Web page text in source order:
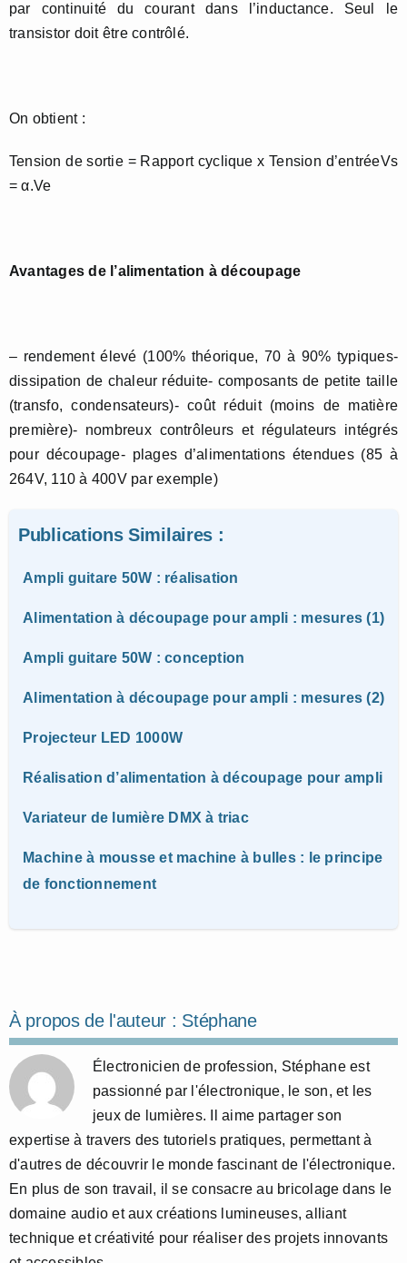
par continuité du courant dans l’inductance. Seul le
transistor doit être contrôlé.
On obtient :
Tension de sortie = Rapport cyclique x Tension d’entréeVs
= α.Ve
Avantages de l’alimentation à découpage
– rendement élevé (100% théorique, 70 à 90% typiques-
dissipation de chaleur réduite- composants de petite taille
(transfo, condensateurs)- coût réduit (moins de matière
première)- nombreux contrôleurs et régulateurs intégrés
pour découpage- plages d’alimentations étendues (85 à
264V, 110 à 400V par exemple)
Publications Similaires :
Ampli guitare 50W : réalisation
Alimentation à découpage pour ampli : mesures (1)
Ampli guitare 50W : conception
Alimentation à découpage pour ampli : mesures (2)
Projecteur LED 1000W
Réalisation d’alimentation à découpage pour ampli
Variateur de lumière DMX à triac
Machine à mousse et machine à bulles : le principe
de fonctionnement
À propos de l'auteur : Stéphane
Électronicien de profession, Stéphane est
passionné par l'électronique, le son, et les
jeux de lumières. Il aime partager son
expertise à travers des tutoriels pratiques, permettant à
d'autres de découvrir le monde fascinant de l'électronique.
En plus de son travail, il se consacre au bricolage dans le
domaine audio et aux créations lumineuses, alliant
technique et créativité pour réaliser des projets innovants